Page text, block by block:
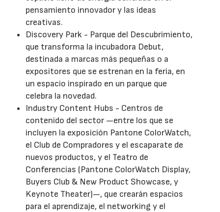
pensamiento innovador y las ideas
creativas.
Discovery Park - Parque del Descubrimiento,
que transforma la incubadora Debut,
destinada a marcas más pequeñas o a
expositores que se estrenan en la feria, en
un espacio inspirado en un parque que
celebra la novedad.
Industry Content Hubs - Centros de
contenido del sector —entre los que se
incluyen la exposición Pantone ColorWatch,
el Club de Compradores y el escaparate de
nuevos productos, y el Teatro de
Conferencias (Pantone ColorWatch Display,
Buyers Club & New Product Showcase, y
Keynote Theater)—, que crearán espacios
para el aprendizaje, el networking y el